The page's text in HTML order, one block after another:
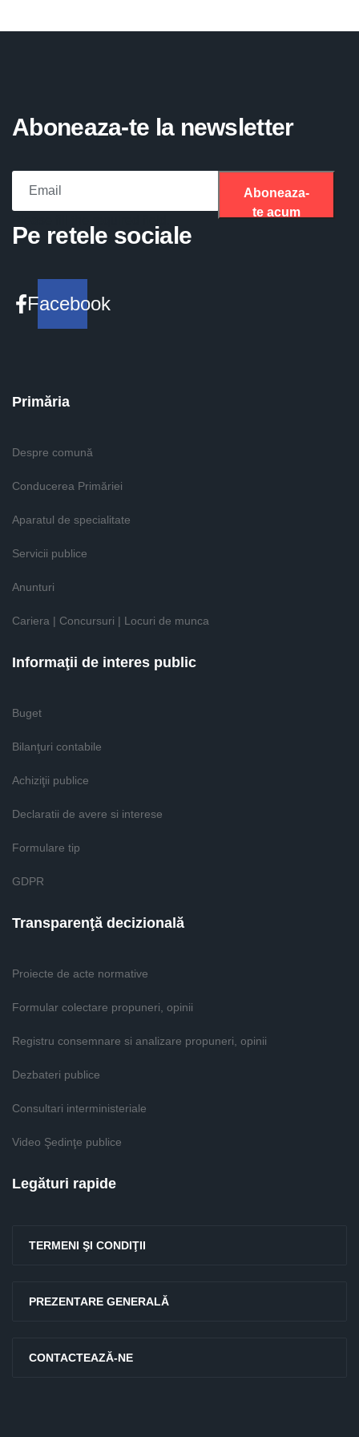
Aboneaza-te la newsletter
Aboneaza-
te acum
Pe retele sociale
Facebook
Primăria
Despre comună
Conducerea Primăriei
Aparatul de specialitate
Servicii publice
Anunturi
Cariera | Concursuri | Locuri de munca
Informaţii de interes public
Buget
Bilanţuri contabile
Achiziţii publice
Declaratii de avere si interese
Formulare tip
GDPR
Transparenţă decizională
Proiecte de acte normative
Formular colectare propuneri, opinii
Registru consemnare si analizare propuneri, opinii
Dezbateri publice
Consultari interministeriale
Video Şedinţe publice
Legături rapide
TERMENI ŞI CONDIŢII
PREZENTARE GENERALĂ
CONTACTEAZĂ-NE